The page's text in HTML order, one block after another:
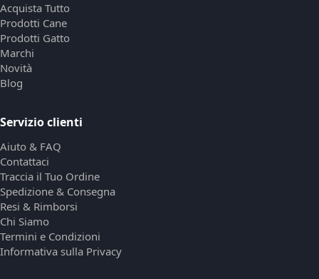
Acquista Tutto
Prodotti Cane
Prodotti Gatto
Marchi
Novità
Blog
Servizio clienti
Aiuto & FAQ
Contattaci
Traccia il Tuo Ordine
Spedizione & Consegna
Resi & Rimborsi
Chi Siamo
Termini e Condizioni
Informativa sulla Privacy